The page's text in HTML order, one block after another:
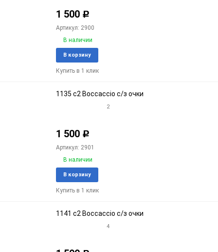
1 500 Р
Артикул: 2900
В наличии
В корзину
Купить в 1 клик
1135 c2 Boccaccio с/з очки
2
1 500 Р
Артикул: 2901
В наличии
В корзину
Купить в 1 клик
1141 c2 Boccaccio с/з очки
4